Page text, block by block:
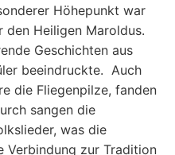
Höhepunkt war
Heiligen Maroldus.
Geschichten aus
beeindruckte. Auch
die Fliegenpilze, fanden
sangen die
was die
Verbindung zur Tradition